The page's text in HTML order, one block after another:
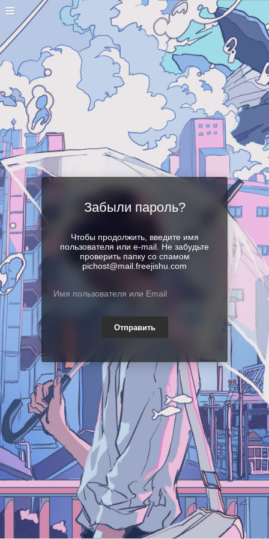
Забыли пароль?
Чтобы продолжить, введите имя
пользователя или e-mail. Не забудьте
проверить папку со спамом
pichost@mail.freejishu.com
Отправить